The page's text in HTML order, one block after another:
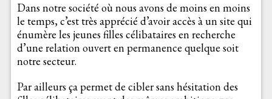
Dans notre société où nous avons de moins en moins
le temps, c’est très apprécié d’avoir accès à un site qui
énumère les jeunes filles célibataires en recherche
d’une relation ouvert en permanence quelque soit
notre secteur.
Par ailleurs ça permet de cibler sans hésitation des